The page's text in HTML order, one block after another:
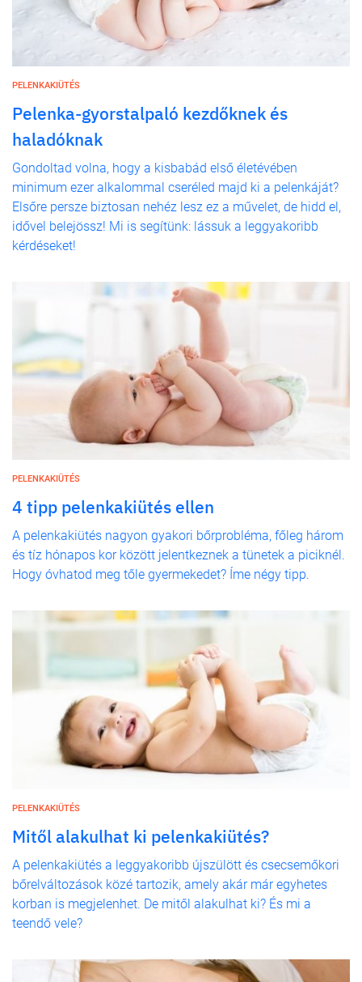
PELENKAKIÜTÉS
Pelenka-gyorstalpaló kezdőknek és
haladóknak
Gondoltad volna, hogy a kisbabád első életévében
minimum ezer alkalommal cseréled majd ki a pelenkáját?
Elsőre persze biztosan nehéz lesz ez a művelet, de hidd el,
idővel belejössz! Mi is segítünk: lássuk a leggyakoribb
kérdéseket!
PELENKAKIÜTÉS
4 tipp pelenkakiütés ellen
A pelenkakiütés nagyon gyakori bőrprobléma, főleg három
és tíz hónapos kor között jelentkeznek a tünetek a piciknél.
Hogy óvhatod meg tőle gyermekedet? Íme négy tipp.
PELENKAKIÜTÉS
Mitől alakulhat ki pelenkakiütés?
A pelenkakiütés a leggyakoribb újszülött és csecsemőkori
bőrelváltozások közé tartozik, amely akár már egyhetes
korban is megjelenhet. De mitől alakulhat ki? És mi a
teendő vele?